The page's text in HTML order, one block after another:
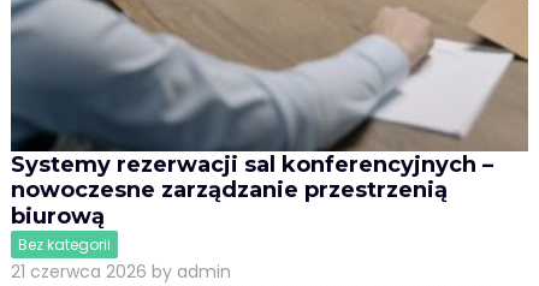
Systemy rezerwacji sal konferencyjnych –
nowoczesne zarządzanie przestrzenią
biurową
Bez kategorii
21 czerwca 2026 by admin